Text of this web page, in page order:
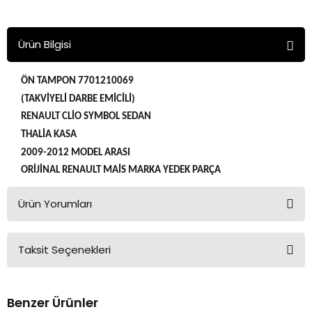
Ürün Bilgisi
ÖN TAMPON 7701210069
(TAKVİYELİ DARBE EMİCİLİ)
RENAULT CLİO SYMBOL SEDAN
THALİA KASA
2009-2012 MODEL ARASI
ORİJİNAL RENAULT MAİS MARKA YEDEK PARÇA
Ürün Yorumları
Bu ürüne ilk yorumu siz yapın!
Taksit Seçenekleri
Benzer Ürünler